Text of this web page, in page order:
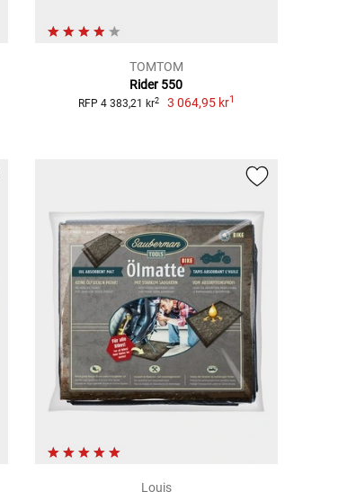
TOMTOM
Rider 550
RFP 4 383,21 kr2 3 064,95 kr1
Louis